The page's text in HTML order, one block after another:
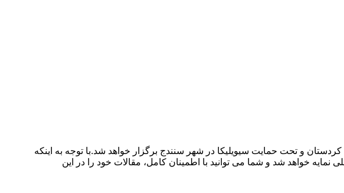
۱۳۹۹ توسط اداره کل آموزش و پرورش استان کردستان و تحت حمایت سیویلیکا در شهر سنندج برگزار خواهد شد.با توجه به اینکه
خواهد شد و شما می توانید با اطمینان کامل، مقالات خود را در این